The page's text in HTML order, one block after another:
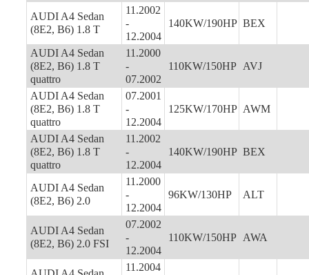
AUDI A4 Sedan
(8E2, B6) 1.8 T
11.2002
-
12.2004
140KW/190HP BEX
AUDI A4 Sedan
(8E2, B6) 1.8 T
quattro
11.2000
-
07.2002
110KW/150HP AVJ
AUDI A4 Sedan
(8E2, B6) 1.8 T
quattro
07.2001
-
12.2004
125KW/170HP AWM
AUDI A4 Sedan
(8E2, B6) 1.8 T
quattro
11.2002
-
12.2004
140KW/190HP BEX
AUDI A4 Sedan
(8E2, B6) 2.0
11.2000
-
12.2004
96KW/130HP ALT
AUDI A4 Sedan
(8E2, B6) 2.0 FSI
07.2002
-
12.2004
110KW/150HP AWA
11.2004